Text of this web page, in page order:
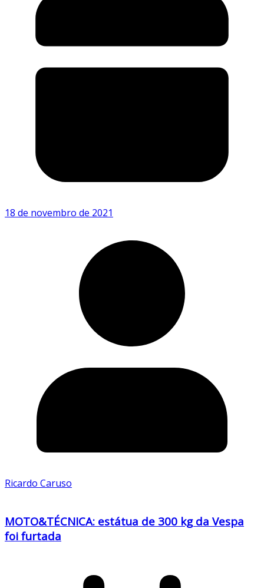
18 de novembro de 2021
Ricardo Caruso
MOTO&TÉCNICA: estátua de 300 kg da Vespa
foi furtada